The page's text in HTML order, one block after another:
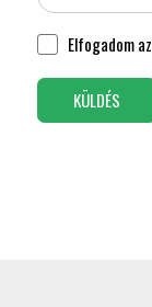
Elfogadom az
KÜLDÉS